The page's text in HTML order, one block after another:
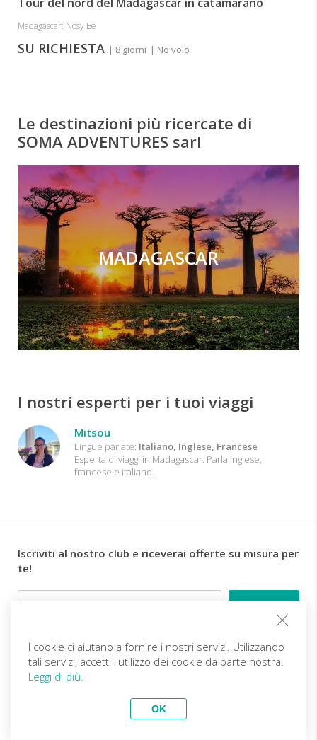
Madagascar: Nosy Be
SU RICHIESTA | 8 giorni | No volo
Le destinazioni più ricercate di
SOMA ADVENTURES sarl
MADAGASCAR
I nostri esperti per i tuoi viaggi
Mitsou
Lingue parlate: Italiano, Inglese, Francese
Esperta di viaggi in Madagascar. Parla inglese,
francese e italiano.
Iscriviti al nostro club e riceverai offerte su misura per
te!
Follow us
Diventa partner
I cookie ci aiutano a fornire i nostri servizi. Utilizzando
tali servizi, accetti l'utilizzo dei cookie da parte nostra.
Leggi di più.
OK